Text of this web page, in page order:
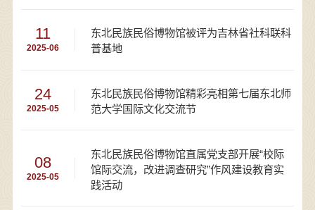
11
2025-06
东北民族民俗博物馆被评为吉林省社科联科
普基地
24
2025-05
东北民族民俗博物馆精彩亮相第七届东北师
范大学国际文化交流节
08
2025-05
东北民族民俗博物馆直属党支部开展“校际
馆际交流，改进调查研究”作风建设教育实
践活动